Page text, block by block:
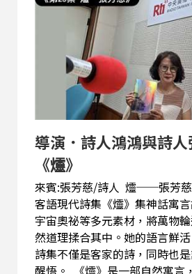
聲腔、語感和節奏，尤其要緊的
在」的新世代思維和美學，開
讓臺語詩具備網路時代的觀點
方的觀點注視那些受放逐的、
特邀兩位詩人以自己的聲音，
們迥異的台語詩篇。 林沈默，出生於雲林斗六西
瓜寮農村，定居台中大里，曾
創作文類有台語、華語現代詩、
唸謠、小說等，曾獲台灣文藝
述詩獎、優秀青...
導演．詩人鴻鴻與詩
《爧》
來賓:張芳慈/詩人 爧──張芳慈 張芳慈的第三本
客語現代詩集《爧》集神話寓
宇宙奧祕等多元素材，將萬物
然道理揉合其中。她的語言鮮
詩集不僅是客家的詩，同時也
醒悟。 《爧》是一部自然寓言，寫在全球暖化時